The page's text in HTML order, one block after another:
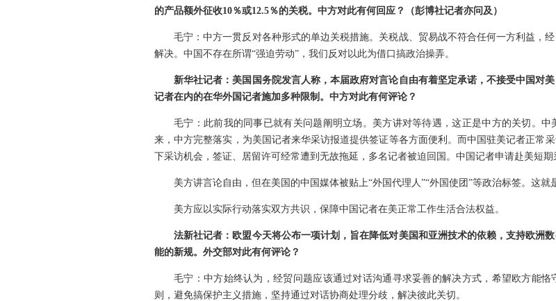
的产品额外征收10％或12.5％的关税。中方对此有何回应？（彭博社记者亦问及）
毛宁：中方一贯反对各种形式的单边关税措施。关税战、贸易战不符合任何一方利益，
解决。中国不存在所谓“强迫劳动”，我们反对以此为借口搞政治操弄。
新华社记者：美国国务院发言人称，本届政府对言论自由有着坚定承诺，不接受中国对
记者在内的在华外国记者施加多种限制。中方对此有何评论？
毛宁：此前我的同事已就有关问题阐明立场。美方讲对等待遇，这正是中方的关切。
来，中方完整落实，为美国记者来华采访报道提供签证等各方面便利。而中国驻美记者正常
下采访机会，签证、居留许可经常遭到无故拖延，多名记者被迫回国。中国记者申请赴美短
美方讲言论自由，但在美国的中国媒体被贴上“外国代理人”“外国使团”等政治标签。这就
美方应以实际行动落实双方共识，保障中国记者在美正常工作生活合法权益。
法新社记者：欧盟今天将公布一项计划，旨在降低对美国和亚洲技术的依赖，支持欧洲
能的新规。外交部对此有何评论？
毛宁：中方始终认为，经贸问题应该通过对话沟通寻求妥善的解决方式，希望欧方能
则，避免搞保护主义措施，坚持通过对话协商处理分歧，解决彼此关切。